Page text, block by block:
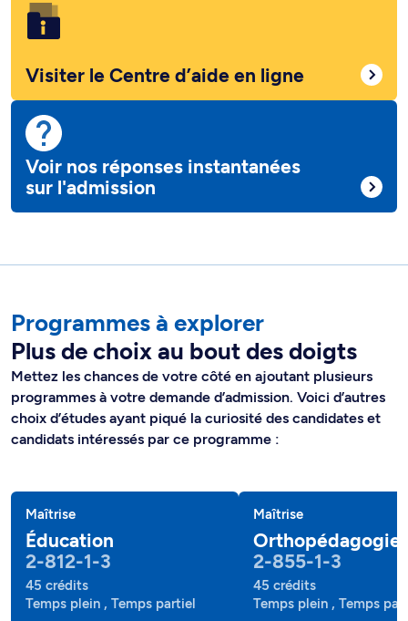
Visiter le Centre d’aide en ligne
Voir nos réponses instantanées
sur l'admission
Programmes à explorer
Plus de choix au bout des doigts
Mettez les chances de votre côté en ajoutant plusieurs
programmes à votre demande d’admission. Voici d’autres
choix d’études ayant piqué la curiosité des candidates et
candidats intéressés par ce programme :
Maîtrise
Éducation
2-812-1-3
45 crédits
Temps plein , Temps partiel
Maîtrise
Orthopédagogie
2-855-1-3
45 crédits
Temps plein , Temps